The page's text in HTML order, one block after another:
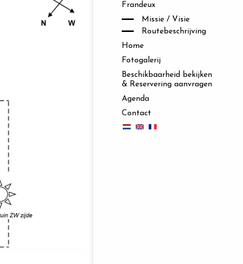
Frandeux
Missie / Visie
Routebeschrijving
Home
Fotogalerij
Beschikbaarheid bekijken
& Reservering aanvragen
Agenda
Contact